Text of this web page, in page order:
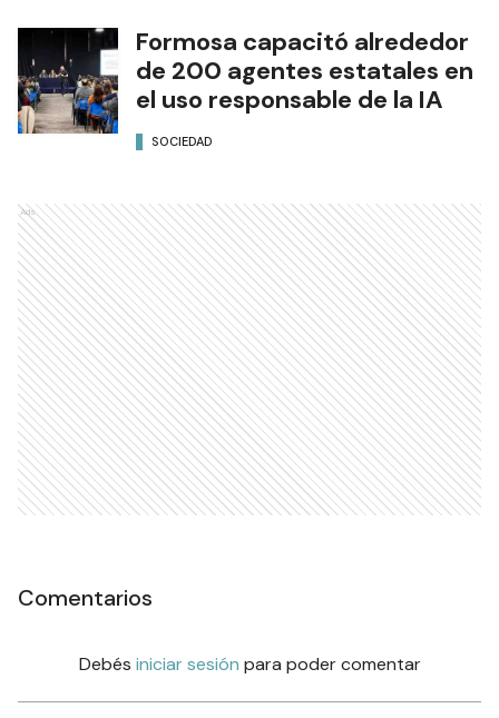
Formosa capacitó alrededor
de 200 agentes estatales en
el uso responsable de la IA
SOCIEDAD
Ads
Comentarios
Debés iniciar sesión para poder comentar